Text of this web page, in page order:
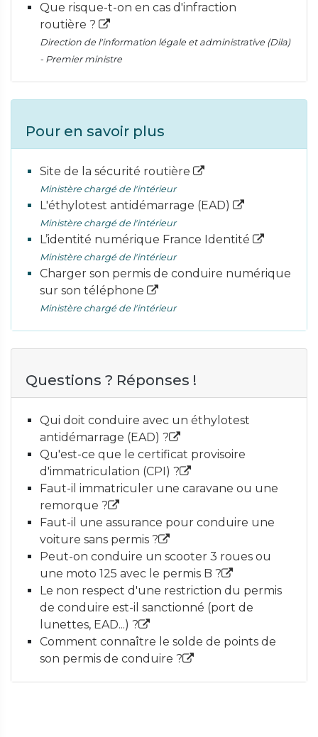
Que risque-t-on en cas d'infraction
routière ?
Direction de l'information légale et administrative (Dila)
- Premier ministre
Pour en savoir plus
Site de la sécurité routière
Ministère chargé de l'intérieur
L'éthylotest antidémarrage (EAD)
Ministère chargé de l'intérieur
L’identité numérique France Identité
Ministère chargé de l'intérieur
Charger son permis de conduire numérique
sur son téléphone
Ministère chargé de l'intérieur
Questions ? Réponses !
Qui doit conduire avec un éthylotest
antidémarrage (EAD) ?
Qu'est-ce que le certificat provisoire
d'immatriculation (CPI) ?
Faut-il immatriculer une caravane ou une
remorque ?
Faut-il une assurance pour conduire une
voiture sans permis ?
Peut-on conduire un scooter 3 roues ou
une moto 125 avec le permis B ?
Le non respect d'une restriction du permis
de conduire est-il sanctionné (port de
lunettes, EAD...) ?
Comment connaître le solde de points de
son permis de conduire ?